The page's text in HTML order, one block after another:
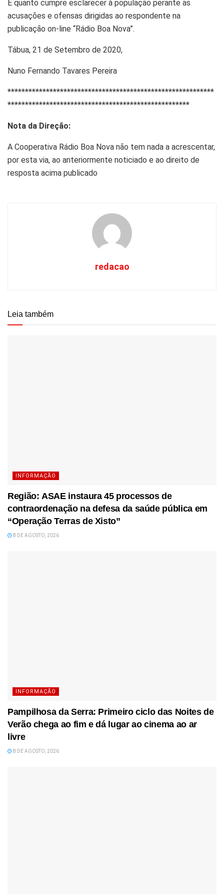
É quanto cumpre esclarecer à população perante as
acusações e ofensas dirigidas ao respondente na
publicação on-line “Rádio Boa Nova”.
Tábua, 21 de Setembro de 2020,
Nuno Fernando Tavares Pereira
***********************************************************
****************************************************
Nota da Direção:
A Cooperativa Rádio Boa Nova não tem nada a acrescentar,
por esta via, ao anteriormente noticiado e ao direito de
resposta acima publicado
redacao
Leia também
INFORMAÇÃO
Região: ASAE instaura 45 processos de
contraordenação na defesa da saúde pública em
“Operação Terras de Xisto”
8 DE AGOSTO, 2026
INFORMAÇÃO
Pampilhosa da Serra: Primeiro ciclo das Noites de
Verão chega ao fim e dá lugar ao cinema ao ar
livre
8 DE AGOSTO, 2026